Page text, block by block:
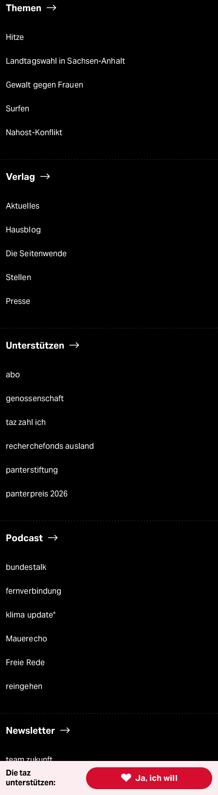
Themen
Hitze
Landtagswahl in Sachsen-Anhalt
Gewalt gegen Frauen
Surfen
Nahost-Konflikt
Verlag
Aktuelles
Hausblog
Die Seitenwende
Stellen
Presse
Unterstützen
abo
genossenschaft
taz zahl ich
recherchefonds ausland
panterstiftung
panterpreis 2026
Podcast
bundestalk
fernverbindung
klima update°
Mauerecho
Freie Rede
reingehen
Newsletter
team zukunft
taz frisch  Ja, ich will
Die taz
unterstützen: